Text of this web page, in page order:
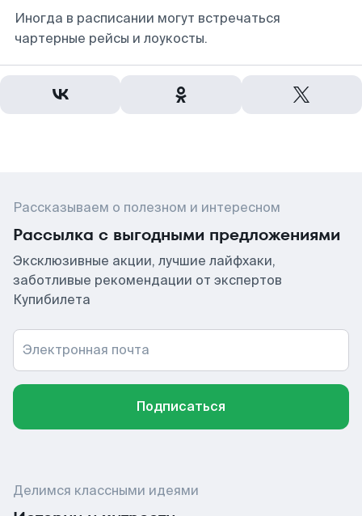
Иногда в расписании могут встречаться
чартерные рейсы и лоукосты.
Рассказываем о полезном и интересном
Рассылка с выгодными предложениями
Эксклюзивные акции, лучшие лайфхаки,
заботливые рекомендации от экспертов
Купибилета
Электронная почта
Подписаться
Делимся классными идеями